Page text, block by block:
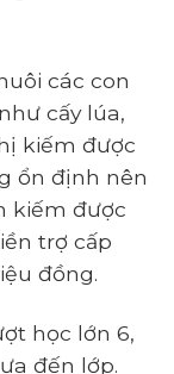
các con
cấy lúa,
kiếm được
ổn định nên
kiếm được
trợ cấp
đồng.
học lớn 6,
đến lớp.